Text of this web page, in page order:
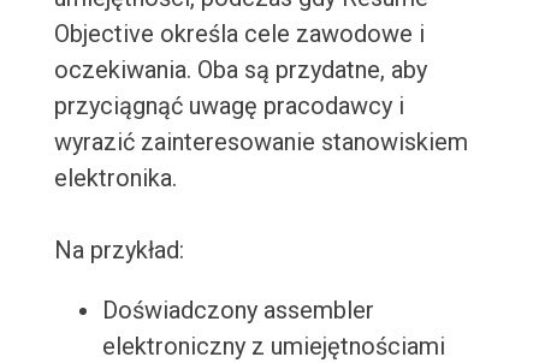
Objective określa cele zawodowe i
oczekiwania. Oba są przydatne, aby
przyciągnąć uwagę pracodawcy i
wyrazić zainteresowanie stanowiskiem
elektronika.
Na przykład:
Doświadczony assembler
elektroniczny z umiejętnościami